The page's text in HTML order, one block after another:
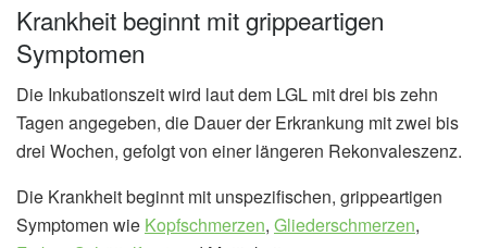
Krankheit beginnt mit grippeartigen
Symptomen
Die Inkubationszeit wird laut dem LGL mit drei bis zehn
Tagen angegeben, die Dauer der Erkrankung mit zwei bis
drei Wochen, gefolgt von einer längeren Rekonvaleszenz.
Die Krankheit beginnt mit unspezifischen, grippeartigen
Symptomen wie Kopfschmerzen, Gliederschmerzen,